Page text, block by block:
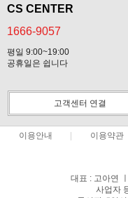
CS CENTER
1666-9057
평일 9:00~19:00
공휴일은 쉽니다
고객센터 연결
이용안내 이용약관
대표 : 고아연
사업자